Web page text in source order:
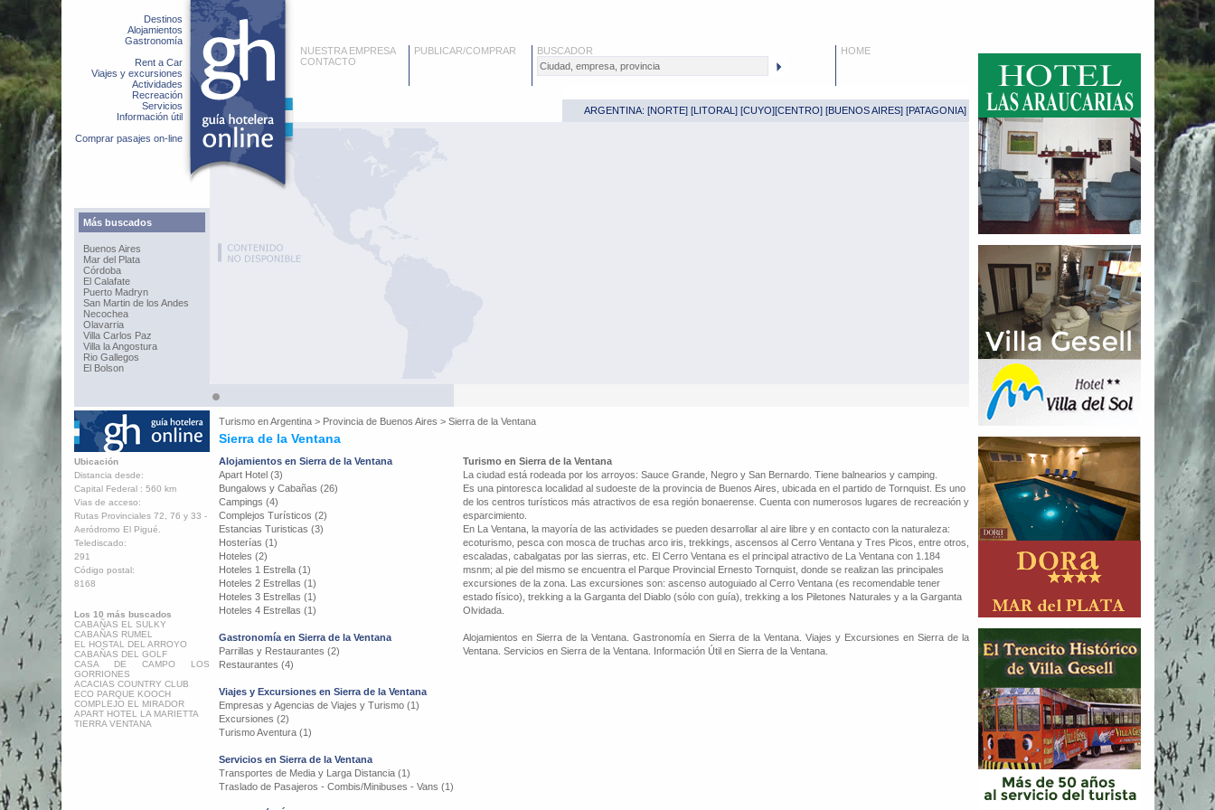
Destinos
Alojamientos
Gastronomía
Rent a Car
Viajes y excursiones
Actividades
Recreación
Servicios
Información útil
Comprar pasajes on-line
Más buscados
Buenos Aires
Mar del Plata
Córdoba
El Calafate
Puerto Madryn
San Martin de los Andes
Necochea
Olavarria
Villa Carlos Paz
Villa la Angostura
Rio Gallegos
El Bolson
NUESTRA EMPRESA
CONTACTO
PUBLICAR/COMPRAR BUSCADOR HOME
ARGENTINA: [NORTE] [LITORAL ] [CUYO][CENTRO] [BUENOS AIRES] [PATAGONIA]
Turismo enArgentina > Provincia de Buenos Aires > Sierra de la Ventana
Sierra de la Ventana
Ubicación
Distancia desde:
Capital Federal : 560 km
Vias de acceso:
Rutas Provinciales 72, 76 y 33 -
Aeródromo El Pigué.
Telediscado:
291
Código postal:
8168
Los 10 más buscados
CABAÑAS EL SULKY
CABAÑAS RUMEL
EL HOSTAL DEL ARROYO
CABAÑAS DEL GOLF
CASA DE CAMPO LOS
GORRIONES
ACACIAS COUNTRY CLUB
ECO PARQUE KOOCH
COMPLEJO EL MIRADOR
APART HOTEL LA MARIETTA
TIERRA VENTANA
Alojamientos en Sierra de la Ventana
Apart Hotel (3)
Bungalows y Cabañas (26)
Campings (4)
Complejos Turísticos (2)
Estancias Turisticas (3)
Hosterías (1)
Hoteles (2)
Hoteles 1 Estrella (1)
Hoteles 2 Estrellas (1)
Hoteles 3 Estrellas (1)
Hoteles 4 Estrellas (1)
Gastronomía en Sierra de la Ventana
Parrillas y Restaurantes (2)
Restaurantes (4)
Viajes y Excursiones en Sierra de la Ventana
Empresas y Agencias de Viajes y Turismo (1)
Excursiones (2)
Turismo Aventura (1)
Servicios en Sierra de la Ventana
Transportes de Media y Larga Distancia (1)
Traslado de Pasajeros - Combis/Minibuses - Vans (1)
Turismo en Sierra de la Ventana
La ciudad está rodeada por los arroyos: Sauce Grande, Negro y San Bernardo. Tiene balnearios y camping.
Es una pintoresca localidad al sudoeste de la provincia de Buenos Aires, ubicada en el partido de Tornquist. Es uno
de los centros turísticos más atractivos de esa región bonaerense. Cuenta con numerosos lugares de recreación y
esparcimiento.
En La Ventana, la mayoría de las actividades se pueden desarrollar al aire libre y en contacto con la naturaleza:
ecoturismo, pesca con mosca de truchas arco iris, trekkings, ascensos al Cerro Ventana y Tres Picos, entre otros,
escaladas, cabalgatas por las sierras, etc. El Cerro Ventana es el principal atractivo de La Ventana con 1.184
msnm; al pie del mismo se encuentra el Parque Provincial Ernesto Tornquist, donde se realizan las principales
excursiones de la zona. Las excursiones son: ascenso autoguiado al Cerro Ventana (es recomendable tener
estado físico), trekking a la Garganta del Diablo (sólo con guía), trekking a los Piletones Naturales y a la Garganta
Olvidada.
Alojamientos en Sierra de la Ventana. Gastronomía en Sierra de la Ventana. Viajes y Excursiones en Sierra de la
Ventana. Servicios en Sierra de la Ventana. Información Útil en Sierra de la Ventana.